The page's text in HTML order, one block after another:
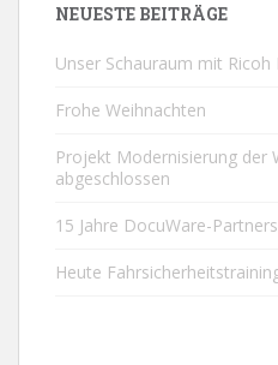
NEUESTE BEITRÄGE
Unser Schauraum mit Ricoh
Frohe Weihnachten
Projekt Modernisierung der
abgeschlossen
15 Jahre DocuWare-
Heute